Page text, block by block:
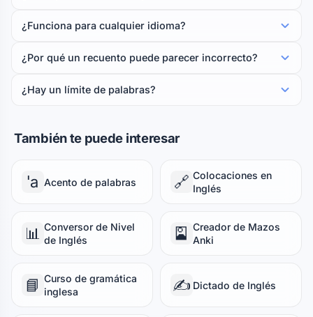
¿Funciona para cualquier idioma?
¿Por qué un recuento puede parecer incorrecto?
¿Hay un límite de palabras?
También te puede interesar
ˈa Acento de palabras 🔗 Colocaciones en
Inglés
📊 Conversor de Nivel
de Inglés
🎴 Creador de Mazos
Anki
📘 Curso de gramática
inglesa
✍️ Dictado de Inglés